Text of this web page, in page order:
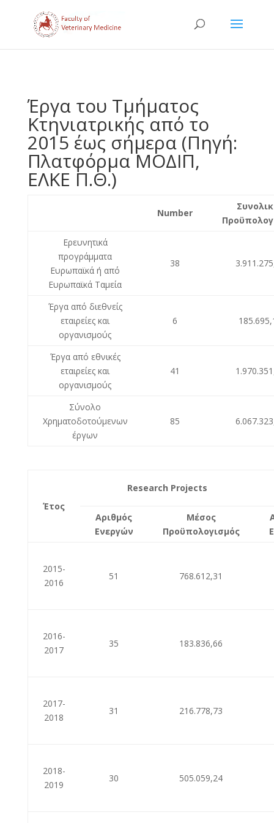
Έργα του Τμήματος
Κτηνιατρικής από το
2015 έως σήμερα (Πηγή:
Πλατφόρμα ΜΟΔΙΠ,
ΕΛΚΕ Π.Θ.)
Number
Ερευνητικά
προγράμματα
Ευρωπαϊκά ή από
Ευρωπαϊκά Ταμεία
38
Έργα από διεθνείς
εταιρείες και
οργανισμούς
6
Έργα από εθνικές
εταιρείες και
οργανισμούς
41
Σύνολο
Χρηματοδοτούμενων
έργων
85
Έτος
Research Projects
Αριθμός
Ενεργών
Μέσος
Προϋπολογισμός
2015-
2016
51 768.612,31
2016-
2017
35 183.836,66
2017-
2018
31 216.778,73
2018-
2019
30 505.059,24